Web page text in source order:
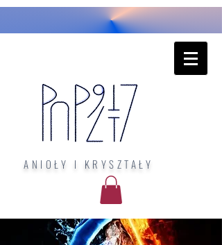
ANIOŁY I KRYSZTAŁY